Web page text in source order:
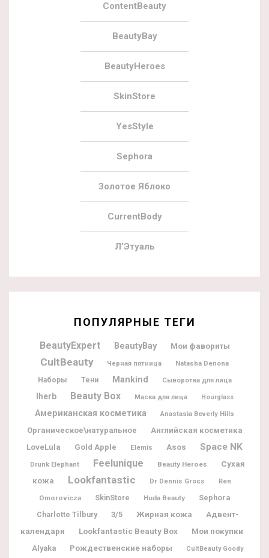
ContentBeauty
BeautyBay
BeautyHeroes
SkinStore
YesStyle
Sephora
Золотое Яблоко
CurrentBody
Л’Этуаль
ПОПУЛЯРНЫЕ ТЕГИ
BeautyExpert BeautyBay Мои фавориты
CultBeauty Черная пятница
Natasha Denona
Наборы
Тени Mankind Сыворотка для лица
Iherb Beauty Box Маска для лица Hourglass
Американская косметика Anastasia Beverly Hills
Органическое\натуральное
Английская косметика
LoveLula
Gold Apple Elemis Asos Space NK
Drunk Elephant Feelunique Beauty Heroes
Сухая
кожа
Lookfantastic Dr Dennis Gross Ren
Omorovicza SkinStore Huda Beauty
Sephora
Charlotte Tilbury
3/5 Жирная кожа
Адвент-
календари
Lookfantastic Beauty Box Мои покупки
Alyaka Рождественские наборы CultBeauty Goody